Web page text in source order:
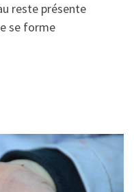
reste présente
se forme